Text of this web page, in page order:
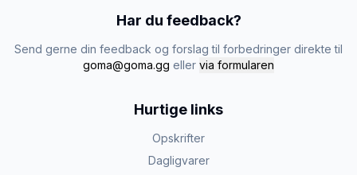
Har du feedback?
Send gerne din feedback og forslag til forbedringer direkte til
goma@goma.gg eller via formularen
Hurtige links
Opskrifter
Dagligvarer